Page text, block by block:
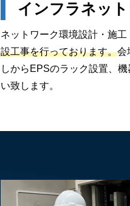
インフラネッ
ネットワーク環境設計・施
設工事を行っております。会
しからEPSのラック設置、
い致します。